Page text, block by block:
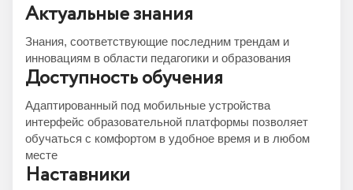
Актуальные знания
Знания, соответствующие последним трендам и
инновациям в области педагогики и образования
Доступность обучения
Адаптированный под мобильные устройства
интерфейс образовательной платформы позволяет
обучаться с комфортом в удобное время и в любом
месте
Наставники